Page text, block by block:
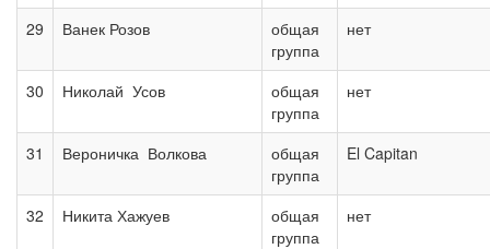
29 Ванек Розов
общая
группа
нет
30 Николай Усов
общая
группа
нет
31 Вероничка Волкова
общая
группа
El Capitan
32 Никита Хажуев
общая
группа
нет